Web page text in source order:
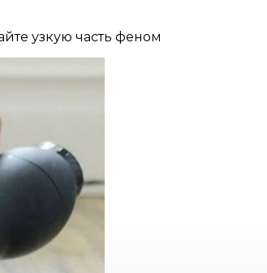
узкую часть феном